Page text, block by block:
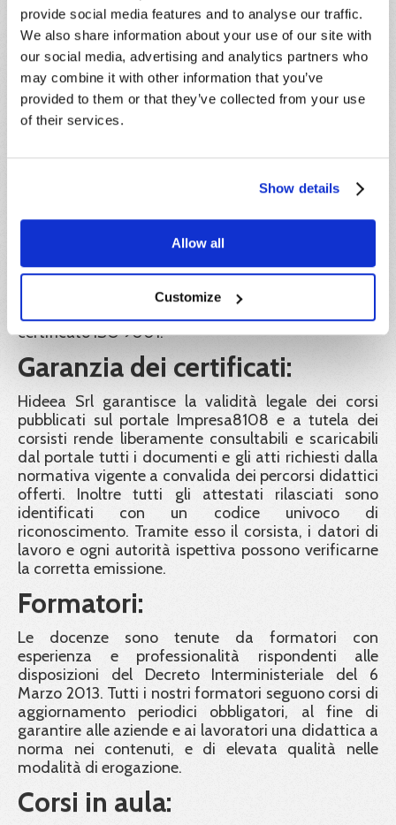
provide social media features and to analyse our traffic.
We also share information about your use of our site with
our social media, advertising and analytics partners who
may combine it with other information that you’ve
provided to them or that they’ve collected from your use
of their services.
Show details
Allow all
Customize
vuole rinunciare alla partecipazione, pur avendo già
effettuato il pagamento, dovrà darne
comunicazione scritta entro e non oltre 5 giorni
antecedenti la data di inizio del corso,
indipendentemente dalla motivazione della
rinuncia. L’importo corrisposto sarà convertito in
credito formativo, utilizzabile entro l’anno solare di
10, n. 20) del D.P.R. 26 ottobre 1972, n. 633.
Ente formatore:
Hideea SRL, in collaborazione con Xplica SRL, Ente
di formazione accreditato Regione Lazio e
certificato ISO 9001.
Garanzia dei certificati:
Hideea Srl garantisce la validità legale dei corsi
pubblicati sul portale Impresa8108 e a tutela dei
corsisti rende liberamente consultabili e scaricabili
dal portale tutti i documenti e gli atti richiesti dalla
normativa vigente a convalida dei percorsi didattici
offerti. Inoltre tutti gli attestati rilasciati sono
identificati con un codice univoco di
riconoscimento. Tramite esso il corsista, i datori di
lavoro e ogni autorità ispettiva possono verificarne
la corretta emissione.
Formatori:
Le docenze sono tenute da formatori con
esperienza e professionalità rispondenti alle
disposizioni del Decreto Interministeriale del 6
Marzo 2013. Tutti i nostri formatori seguono corsi di
aggiornamento periodici obbligatori, al fine di
garantire alle aziende e ai lavoratori una didattica a
norma nei contenuti, e di elevata qualità nelle
modalità di erogazione.
Corsi in aula: